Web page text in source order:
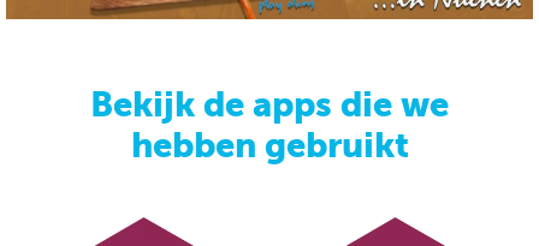
Bekijk de apps die we
hebben gebruikt